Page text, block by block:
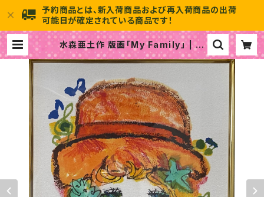
予約商品とは、新入荷商品および再入荷商品の出荷
可能日が確定されている商品です！
水森亜土作 版画「My Family」 | 水
森亜土のおもちゃ箱画廊 official